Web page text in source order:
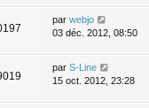
par webjo
03 déc. 2012, 08:50
par S-Line
15 oct. 2012, 23:28